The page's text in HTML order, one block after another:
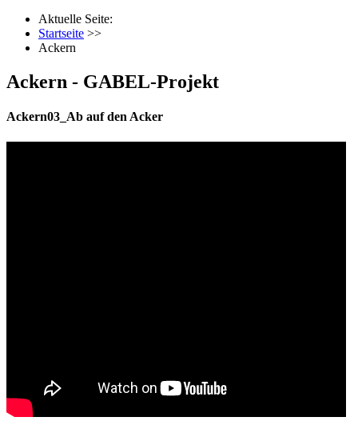
Aktuelle Seite:
Startseite >>
Ackern
Ackern - GABEL-Projekt
Ackern03_Ab auf den Acker